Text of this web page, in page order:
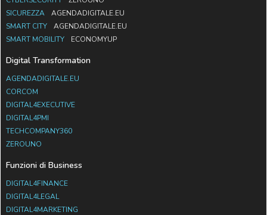
SICUREZZA
AGENDADIGITALE.EU
SMART CITY
AGENDADIGITALE.EU
SMART MOBILITY
ECONOMYUP
Digital Transformation
AGENDADIGITALE.EU
CORCOM
DIGITAL4EXECUTIVE
DIGITAL4PMI
TECHCOMPANY360
ZEROUNO
Funzioni di Business
DIGITAL4FINANCE
DIGITAL4LEGAL
DIGITAL4MARKETING